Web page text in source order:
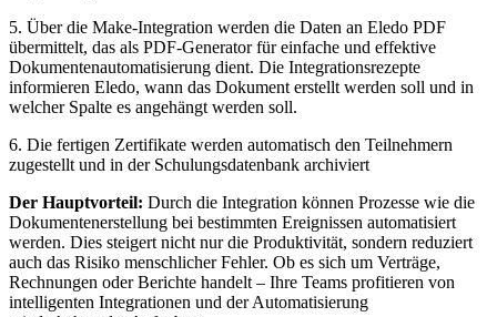
5. Über die Make-Integration werden die Daten an Eledo PDF
übermittelt, das als PDF-Generator für einfache und effektive
Dokumentenautomatisierung dient. Die Integrationsrezepte
informieren Eledo, wann das Dokument erstellt werden soll und in
welcher Spalte es angehängt werden soll.
6. Die fertigen Zertifikate werden automatisch den Teilnehmern
zugestellt und in der Schulungsdatenbank archiviert
Der Hauptvorteil: Durch die Integration können Prozesse wie die
Dokumentenerstellung bei bestimmten Ereignissen automatisiert
werden. Dies steigert nicht nur die Produktivität, sondern reduziert
auch das Risiko menschlicher Fehler. Ob es sich um Verträge,
Rechnungen oder Berichte handelt – Ihre Teams profitieren von
intelligenten Integrationen und der Automatisierung